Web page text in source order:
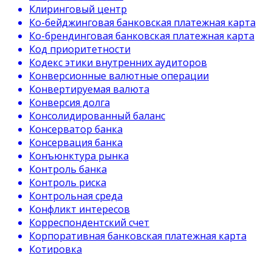
Клиринговый центр
Ко-бейджинговая банковская платежная карта
Ко-брендинговая банковская платежная карта
Код приоритетности
Кодекс этики внутренних аудиторов
Конверсионные валютные операции
Конвертируемая валюта
Конверсия долга
Консолидированный баланс
Консерватор банка
Консервация банка
Конъюнктура рынка
Контроль банка
Контроль риска
Контрольная среда
Конфликт интересов
Корреспондентский счет
Корпоративная банковская платежная карта
Котировка